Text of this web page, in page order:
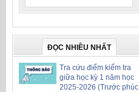
ĐỌC NHIỀU NHẤT
Tra cứu điểm kiểm tra
giữa học kỳ 1 năm học
2025-2026 (Trước phúc